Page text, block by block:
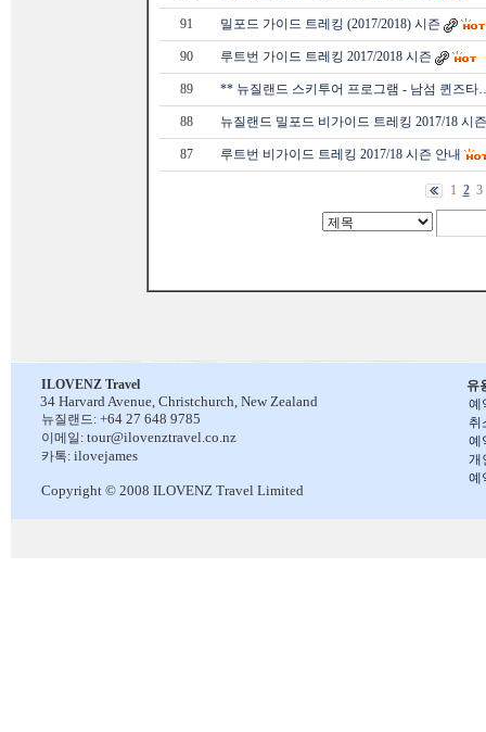
91 밀포드 가이드 트레킹 (2017/2018) 시즌
90 루트번 가이드 트레킹 2017/2018 시즌
89 ** 뉴질랜드 스키투어 프로그램 - 남섬 퀸즈
88 뉴질랜드 밀포드 비가이드 트레킹 2017/18 시
87 루트번 비가이드 트레킹 2017/18 시즌 안내
1 2 3
유
예
취
예
개
예
ILOVENZ Travel
34 Harvard Avenue, Christchurch, New Zealand
뉴질랜드: +64 27 648 9785
이메일: tour@ilovenztravel.co.nz
카톡: ilovejames
Copyright © 2008 ILOVENZ Travel Limited